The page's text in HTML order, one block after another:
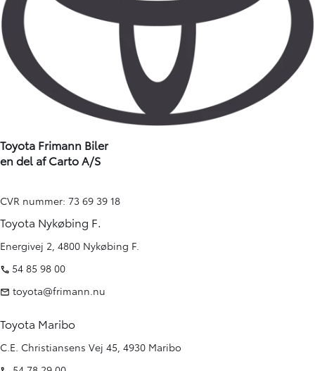
Toyota Frimann Biler
en del af Carto A/S
CVR nummer: 73 69 39 18
Toyota Nykøbing F.
Energivej 2, 4800 Nykøbing F.
54 85 98 00
toyota@frimann.nu
Toyota Maribo
C.E. Christiansens Vej 45, 4930 Maribo